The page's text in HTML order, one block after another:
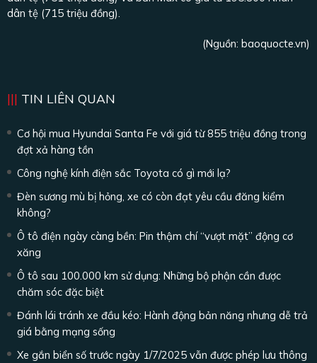
dân tệ (715 triệu đồng).
(Nguồn: baoquocte.vn)
TIN LIÊN QUAN
Cơ hội mua Hyundai Santa Fe với giá từ 855 triệu đồng trong
đợt xả hàng tồn
Công nghệ kính điện sắc Toyota có gì mới lạ?
Đèn sương mù bị hỏng, xe có còn đạt yêu cầu đăng kiểm
không?
Ô tô điện ngày càng bền: Pin thậm chí “vượt mặt” động cơ
xăng
Ô tô sau 100.000 km sử dụng: Những bộ phận cần được
chăm sóc đặc biệt
Đánh lái tránh xe đầu kéo: Hành động bản năng nhưng dễ trả
giá bằng mạng sống
Xe gắn biển số trước ngày 1/7/2025 vẫn được phép lưu thông